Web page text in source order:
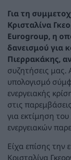
Για τη
Κρισταλίνα
Eurogroup, η
δανεισμού για
Πιερρακάκης,
συζητήσεις
υπολογισμό
ενεργειακής
στις
για εκτίμηση
ενεργειακών
Είχα επίσης την
Κρισταλίνα